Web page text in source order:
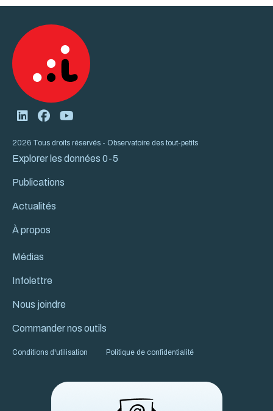
2026 Tous droits réservés - Observatoire des tout-petits
Explorer les données 0-5
Publications
Actualités
À propos
Médias
Infolettre
Nous joindre
Commander nos outils
Conditions d'utilisation Politique de confidentialité